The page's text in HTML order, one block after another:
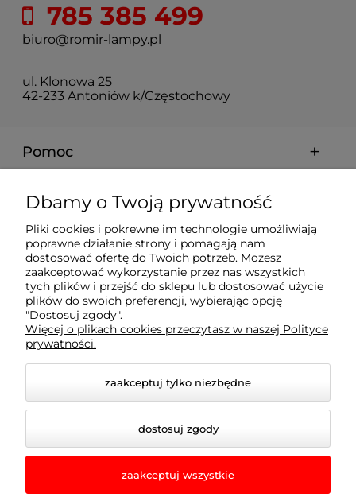
785 385 499
biuro@romir-lampy.pl
ul. Klonowa 25
42-233 Antoniów k/Częstochowy
Pomoc
Moje konto
Płatności i dostawa
Informacje
O nas
Dbamy o Twoją prywatność
Pliki cookies i pokrewne im technologie umożliwiają
poprawne działanie strony i pomagają nam
dostosować ofertę do Twoich potrzeb. Możesz
zaakceptować wykorzystanie przez nas wszystkich
tych plików i przejść do sklepu lub dostosować użycie
plików do swoich preferencji, wybierając opcję
"Dostosuj zgody".
Więcej o plikach cookies przeczytasz w naszej Polityce
prywatności.
zaakceptuj tylko niezbędne
dostosuj zgody
zaakceptuj wszystkie